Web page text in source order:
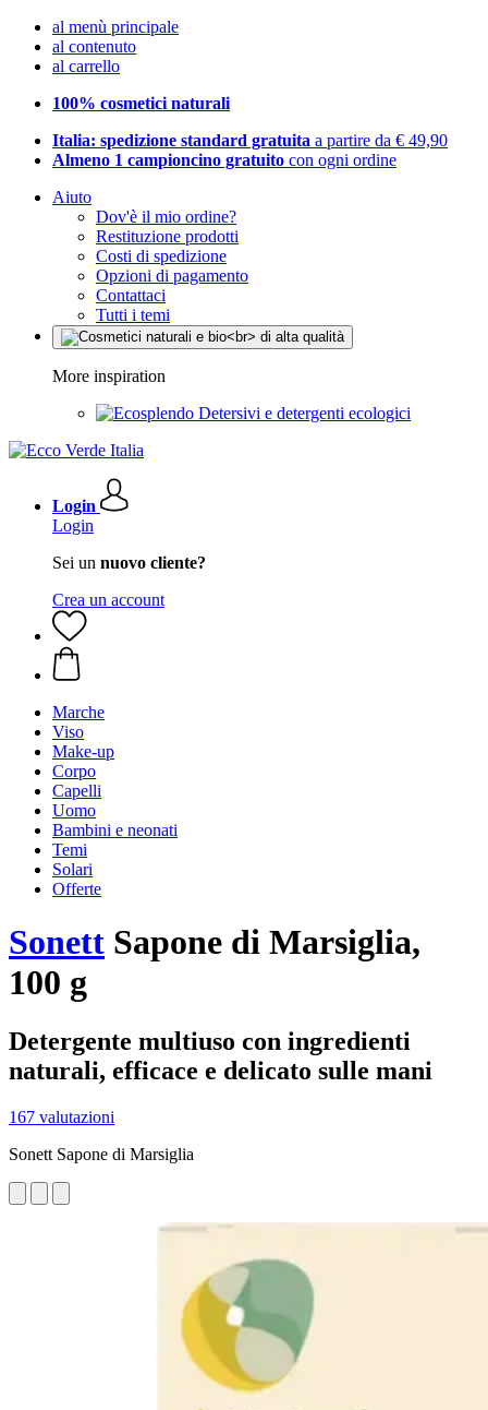
al menù principale
al contenuto
al carrello
100% cosmetici naturali
Italia: spedizione standard gratuita a partire da € 49,90
Almeno 1 campioncino gratuito con ogni ordine
Aiuto
Dov'è il mio ordine?
Restituzione prodotti
Costi di spedizione
Opzioni di pagamento
Contattaci
Tutti i temi
More inspiration
Detersivi e detergenti ecologici
Login
Login
Sei un nuovo cliente?
Crea un account
Marche
Viso
Make-up
Corpo
Capelli
Uomo
Bambini e neonati
Temi
Solari
Offerte
Sonett Sapone di Marsiglia,
100 g
Detergente multiuso con ingredienti
naturali, efficace e delicato sulle mani
167 valutazioni
Sonett Sapone di Marsiglia